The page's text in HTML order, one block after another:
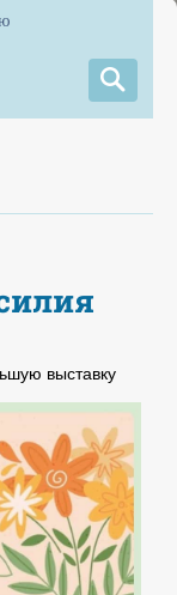
выставку